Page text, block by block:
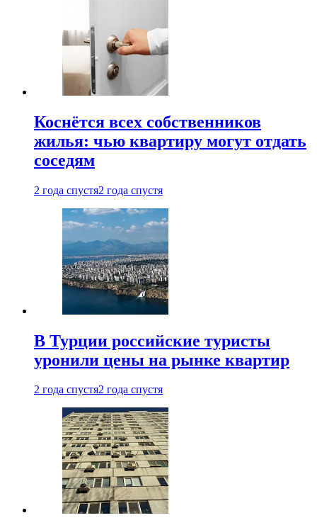
Коснётся всех собственников
жилья: чью квартиру могут отдать
соседям
2 года спустя2 года спустя
В Турции российские туристы
уронили цены на рынке квартир
2 года спустя2 года спустя